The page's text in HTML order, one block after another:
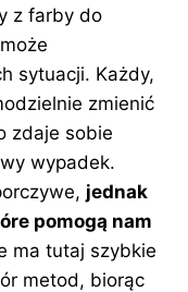
z farby do
sytuacji. Każdy,
zmienić
zdaje sobie
wypadek.
jednak
pomogą nam
ma tutaj szybkie
metod, biorąc